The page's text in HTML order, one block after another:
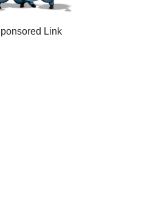
Link